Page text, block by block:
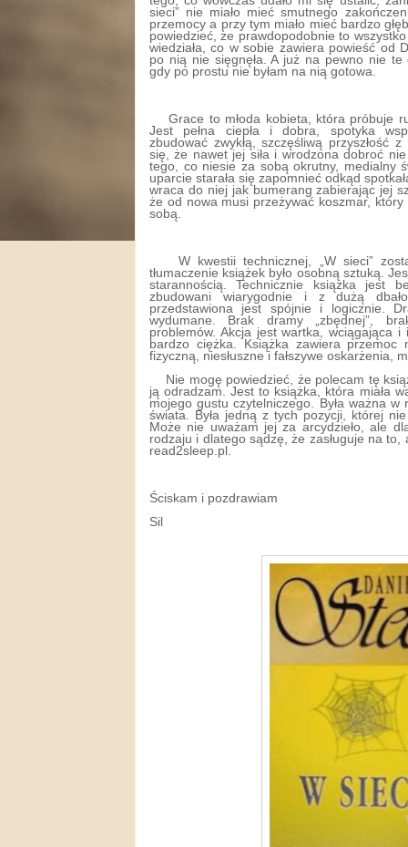
sieci” nie miało mieć smutnego
przemocy a przy tym miało mieć bardzo
powiedzieć, że prawdopodobnie to
wiedziała, co w sobie zawiera powieść od
po nią nie sięgnęła. A już na pewno nie
gdy po prostu nie byłam na nią gotowa.
Grace to młoda kobieta, która próbuje
Jest pełna ciepła i dobra, spotyka
zbudować zwykłą, szczęśliwą przyszłość
się, że nawet jej siła i wrodzona dobroć
tego, co niesie za sobą okrutny, medialny
uparcie starała się zapomnieć odkąd
wraca do niej jak bumerang zabierając jej
że od nowa musi przeżywać koszmar, który
sobą.
W kwestii technicznej, „W sieci”
tłumaczenie książek było osobną sztuką.
starannością. Technicznie książka jest
zbudowani wiarygodnie i z dużą
przedstawiona jest spójnie i logicznie.
wydumane. Brak dramy „zbędnej”,
problemów. Akcja jest wartka, wciągająca i
bardzo ciężka. Książka zawiera przemoc
fizyczną, niesłuszne i fałszywe oskarżenia,
Nie mogę powiedzieć, że polecam tę
ją odradzam. Jest to książka, która miała
mojego gustu czytelniczego. Była ważna
świata. Była jedną z tych pozycji, której
Może nie uważam jej za arcydzieło, ale
rodzaju i dlatego sądzę, że zasługuje na
read2sleep.pl.
Ściskam i pozdrawiam
Sil